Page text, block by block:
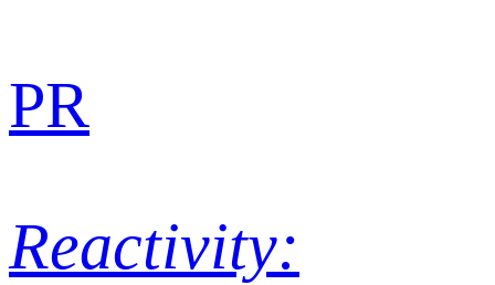
PR
Reactivity: